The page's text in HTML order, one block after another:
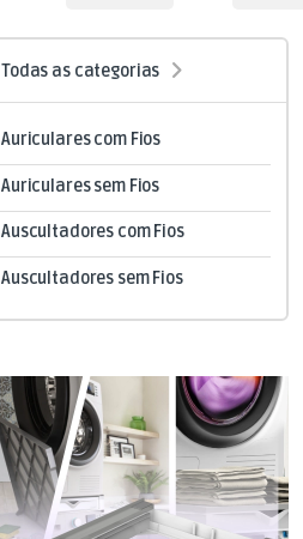
Todas as categorias
Auriculares com Fios
Auriculares sem Fios
Auscultadores com Fios
Auscultadores sem Fios